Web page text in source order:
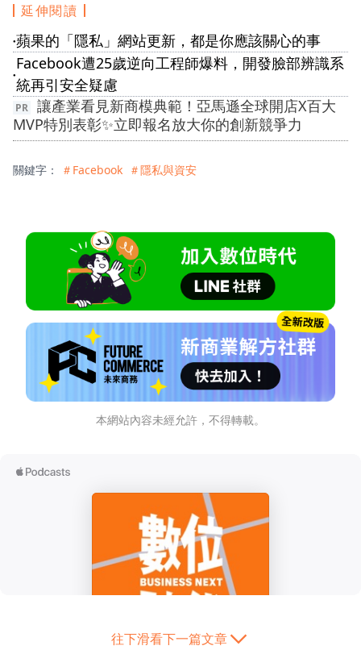
延伸閱讀
●蘋果的「隱私」網站更新，都是你應該關心的事
●
Facebook遭25歲逆向工程師爆料，開發臉部辨識系
統再引安全疑慮
讓產業看見新商模典範！亞馬遜全球開店X百大
MVP特別表彰✨立即報名放大你的創新競爭力
關鍵字： ＃Facebook ＃隱私與資安
本網站內容未經允許，不得轉載。
往下滑看下一篇文章